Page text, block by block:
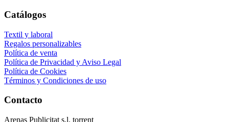
Catálogos
Textil y laboral
Regalos personalizables
Política de venta
Política de Privacidad y Aviso Legal
Política de Cookies
Términos y Condiciones de uso
Contacto
Arenas Publicitat s.l. torrent